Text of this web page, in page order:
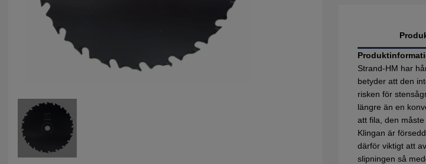
Strand-HM har
betyder att den
risken för
längre än en
att fila, den
Klingan är
därför viktigt att
slipningen så